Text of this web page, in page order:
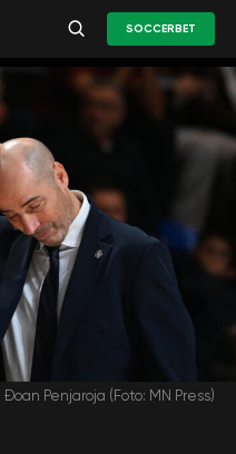
SOCCERBET
Đoan Penjaroja (Foto: MN Press)